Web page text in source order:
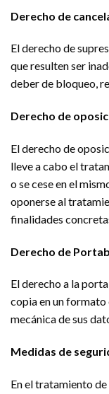
Derecho de
El derecho de
que resulten ser
deber de bloqueo,
Derecho de
El derecho de
lleve a cabo el
o se cese en el
oponerse al
finalidades
Derecho de
El derecho a la
copia en un
mecánica de sus
Medidas de
En el tratamiento